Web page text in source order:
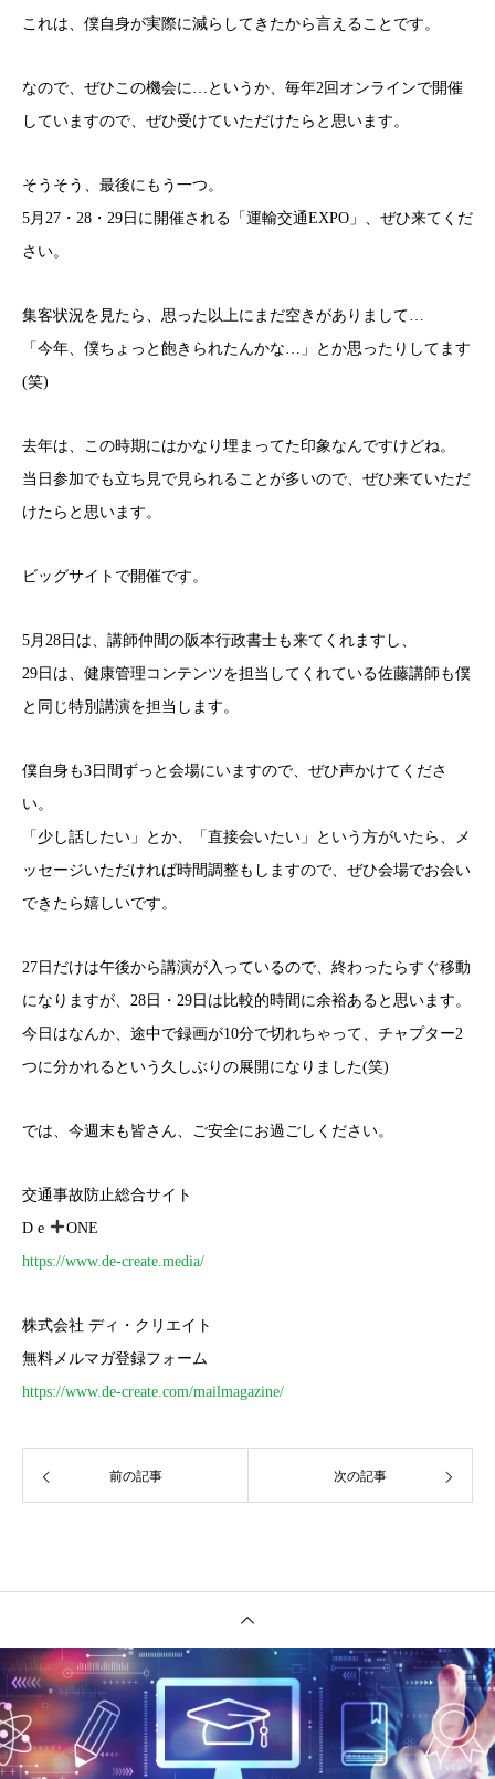
これは、僕自身が実際に減らしてきたから言えることです。
なので、ぜひこの機会に…というか、毎年2回オンラインで開催
していますので、ぜひ受けていただけたらと思います。
そうそう、最後にもう一つ。
5月27・28・29日に開催される「運輸交通EXPO」、ぜひ来てくだ
さい。
集客状況を見たら、思った以上にまだ空きがありまして…
「今年、僕ちょっと飽きられたんかな…」とか思ったりしてます
(笑)
去年は、この時期にはかなり埋まってた印象なんですけどね。
当日参加でも立ち見で見られることが多いので、ぜひ来ていただ
けたらと思います。
ビッグサイトで開催です。
5月28日は、講師仲間の阪本行政書士も来てくれますし、
29日は、健康管理コンテンツを担当してくれている佐藤講師も僕
と同じ特別講演を担当します。
僕自身も3日間ずっと会場にいますので、ぜひ声かけてくださ
い。
「少し話したい」とか、「直接会いたい」という方がいたら、メ
ッセージいただければ時間調整もしますので、ぜひ会場でお会い
できたら嬉しいです。
27日だけは午後から講演が入っているので、終わったらすぐ移動
になりますが、28日・29日は比較的時間に余裕あると思います。
今日はなんか、途中で録画が10分で切れちゃって、チャプター2
つに分かれるという久しぶりの展開になりました(笑)
では、今週末も皆さん、ご安全にお過ごしください。
交通事故防止総合サイト
D e
ONE
https://www.de-create.media/
株式会社 ディ・クリエイト
無料メルマガ登録フォーム
https://www.de-create.com/mailmagazine/
前の記事 次の記事